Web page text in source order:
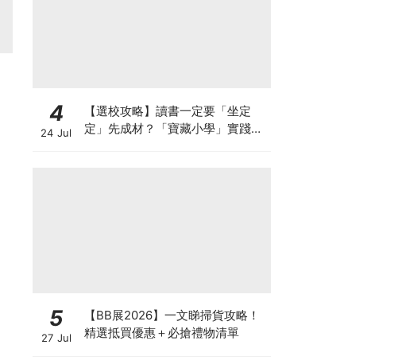
4
24 Jul
【選校攻略】讀書一定要「坐定
定」先成材？「寶藏小學」實踐動
5
27 Jul
【BB展2026】一文睇掃貨攻略！
精選抵買優惠＋必搶禮物清單